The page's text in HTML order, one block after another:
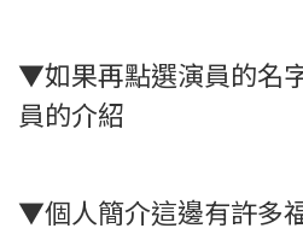
▼如果再點選演員的名
員的介紹
▼個人簡介這邊有許多